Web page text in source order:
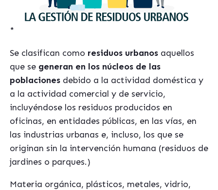
*
Se clasifican como residuos urbanos aquellos
que se generan en los núcleos de las
poblaciones debido a la actividad doméstica y
a la actividad comercial y de servicio,
incluyéndose los residuos producidos en
oficinas, en entidades públicas, en las vías, en
las industrias urbanas e, incluso, los que se
originan sin la intervención humana (residuos de
jardines o parques.)
Materia orgánica, plásticos, metales, vidrio,